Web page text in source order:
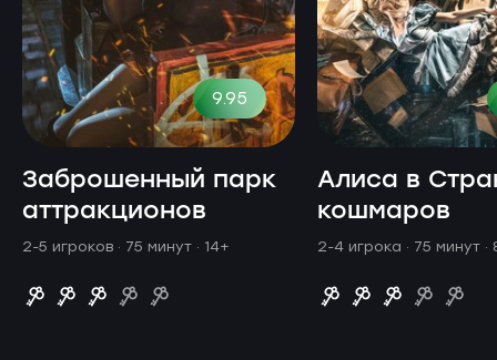
9.95
Заброшенный парк
аттракционов
2-5 игроков · 75 минут · 14+
Алиса в
кошмаров
2-4 игрока · 75 минут ·